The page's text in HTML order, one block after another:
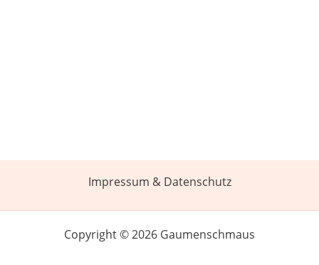
Impressum & Datenschutz
Copyright © 2026 Gaumenschmaus